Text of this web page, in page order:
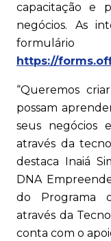
capacitação e
negócios. As
https://
“Queremos
possam
seus negócios
através da
destaca Inaiá
DNA
do Programa
através da
conta com o